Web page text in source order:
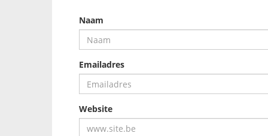
Naam
Emailadres
Website